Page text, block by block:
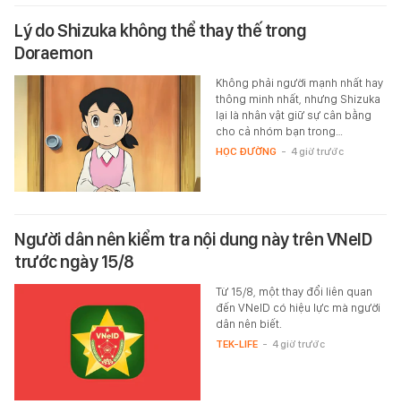
Lý do Shizuka không thể thay thế trong
Doraemon
Không phải người mạnh nhất hay
thông minh nhất, nhưng Shizuka
lại là nhân vật giữ sự cân bằng
cho cả nhóm bạn trong…
HỌC ĐƯỜNG - 4 giờ trước
Người dân nên kiểm tra nội dung này trên VNeID
trước ngày 15/8
Từ 15/8, một thay đổi liên quan
đến VNeID có hiệu lực mà người
dân nên biết.
TEK-LIFE - 4 giờ trước